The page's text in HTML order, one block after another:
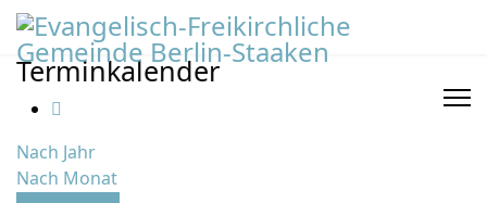
Terminkalender
Nach Jahr
Nach Monat